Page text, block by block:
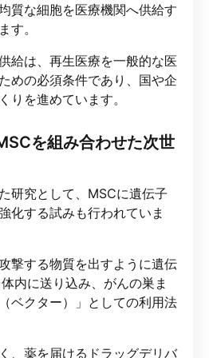
質な細胞を医療機関へ供給す
す。
給は、再生医療を一般的な医
めの必須条件であり、国や企
りを進めています。
を組み合わせた次世
研究として、MSCに遺伝子
化する試みも行われていま
撃する物質を出すように遺伝
内に送り込み、がんの巣ま
ベクター）」としての利用法
、薬を届けるドラッグデリバ